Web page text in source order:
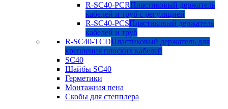
R-SC40-PCRПластиковый держатель
кабелей и труб с регуляцией
R-SC40-PCSПластиковый держатель
кабелей и труб
R-SC40-TCDПластиковый держатель для
крепления плоских кабелей
SC40
Шайбы SC40
Герметики
Монтажная пена
Скобы для степплера